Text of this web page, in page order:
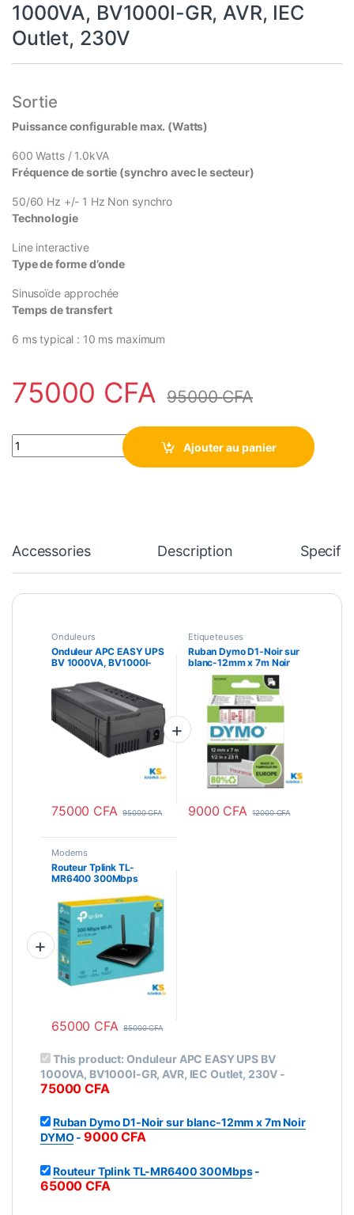
1000VA, BV1000I-GR, AVR, IEC
Outlet, 230V
Sortie
Puissance configurable max. (Watts)
600 Watts / 1.0kVA
Fréquence de sortie (synchro avec le secteur)
50/60 Hz +/- 1 Hz Non synchro
Technologie
Line interactive
Type de forme d’onde
Sinusoïde approchée
Temps de transfert
6 ms typical : 10 ms maximum
75000 CFA 95000CFA
Onduleur APC EASY UPS BV 1000VA, BV1000I-GR, AVR, IEC
Ajouter au panier
Accessories Description
Onduleurs
Onduleur APC EASY UPS
BV 1000VA, BV1000I-
230V
75000 CFA 95000CFA
Etiqueteuses
Ruban Dymo D1-Noir sur
blanc-12mm x 7m Noir
DYMO
9000 CFA 12000CFA
Modems
Routeur Tplink TL-
MR6400 300Mbps
65000 CFA 85000CFA
This product: Onduleur APC EASY UPS BV
1000VA, BV1000I-GR, AVR, IEC Outlet, 230V -
75000CFA
Ruban Dymo D1-Noir sur blanc-12mm x 7m Noir
DYMO-9000CFA
Routeur Tplink TL-MR6400 300Mbps-
65000CFA